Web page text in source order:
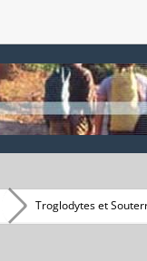
Troglodytes et